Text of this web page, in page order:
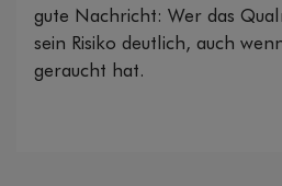
gute Nachricht: Wer das
sein Risiko deutlich, auch
geraucht hat.